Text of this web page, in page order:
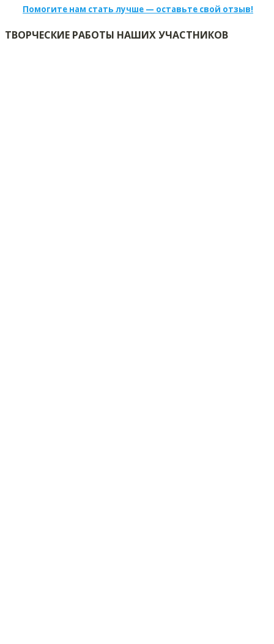
Помогите нам стать лучше — оставьте свой отзыв!
ТВОРЧЕСКИЕ РАБОТЫ НАШИХ УЧАСТНИКОВ